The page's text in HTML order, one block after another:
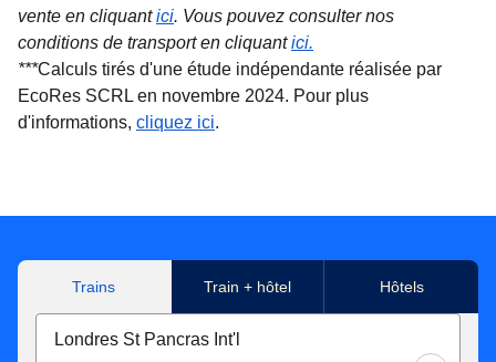
vente en cliquantici. Vous pouvez consulter nos
conditions de transport en cliquantici.
***Calculs tirés d'une étude indépendante réalisée par
EcoRes SCRL en novembre 2024. Pour plus
d'informations, cliquez ici.
Trains Train + hôtel Hôtels